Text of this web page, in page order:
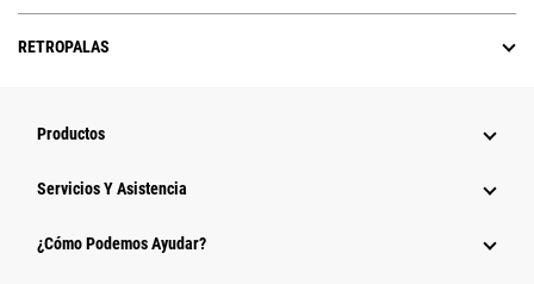
RETROPALAS
Productos
Servicios Y Asistencia
¿Cómo Podemos Ayudar?